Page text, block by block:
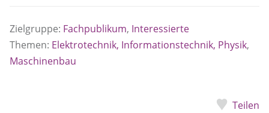
Zielgruppe: Fachpublikum, Interessierte
Themen: Elektrotechnik, Informationstechnik, Physik,
Maschinenbau
Teilen